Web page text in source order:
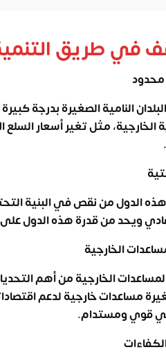
في طريق
النامية الصغيرة بدرجة
الخارجية، مثل تغير أسعار
الدول من نقص في البنية
ويحد من قدرة هذه الدول على
الخارجية من أهم
مساعدات خارجية لدعم
قوي ومستدام.